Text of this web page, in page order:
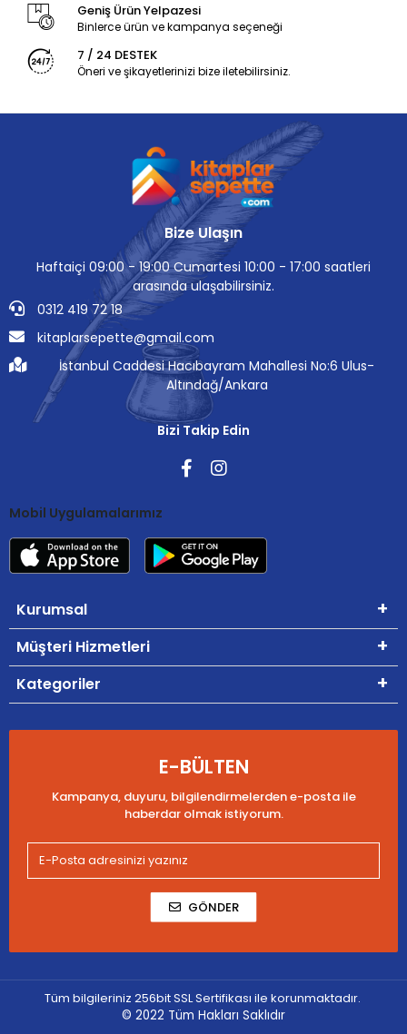
Geniş Ürün Yelpazesi
Binlerce ürün ve kampanya seçeneği
7 / 24 DESTEK
Öneri ve şikayetlerinizi bize iletebilirsiniz.
Bize Ulaşın
Haftaiçi 09:00 - 19:00 Cumartesi 10:00 - 17:00 saatleri
arasında ulaşabilirsiniz.
0312 419 72 18
kitaplarsepette@gmail.com
İstanbul Caddesi Hacıbayram Mahallesi No:6 Ulus-
Altındağ/Ankara
Bizi Takip Edin
Mobil Uygulamalarımız
Kurumsal
Müşteri Hizmetleri
Kategoriler
E-BÜLTEN
Kampanya, duyuru, bilgilendirmelerden e-posta ile
haberdar olmak istiyorum.
GÖNDER
Tüm bilgileriniz 256bit SSL Sertifikası ile korunmaktadır.
© 2022 Tüm Hakları Saklıdır